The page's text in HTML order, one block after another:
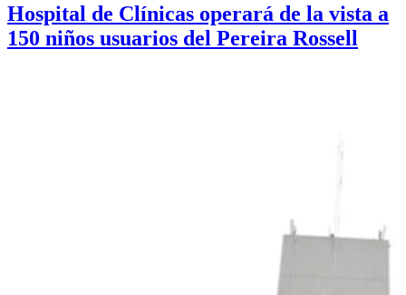
Hospital de Clínicas operará de la vista a
150 niños usuarios del Pereira Rossell